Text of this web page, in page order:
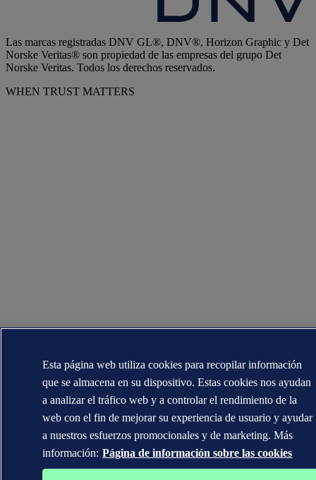
Las marcas registradas DNV GL®, DNV®, Horizon Graphic y Det
Norske Veritas® son propiedad de las empresas del grupo Det
Norske Veritas. Todos los derechos reservados.
WHEN TRUST MATTERS
Esta página web utiliza cookies para recopilar información
que se almacena en su dispositivo. Estas cookies nos ayudan
a analizar el tráfico web y a controlar el rendimiento de la
web con el fin de mejorar su experiencia de usuario y ayudar
a nuestros esfuerzos promocionales y de marketing. Más
información: Página de información sobre las cookies